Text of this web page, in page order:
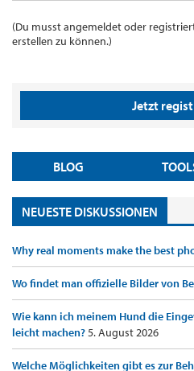
(Du musst angemeldet oder
erstellen zu können.)
Jetzt
BLOG
NEUESTE DISKUSSIONEN
Why real moments make the best
Wo findet man offizielle Bilder von
Wie kann ich meinem Hund die
leicht machen?5. August 2026
Welche Möglichkeiten gibt es zur